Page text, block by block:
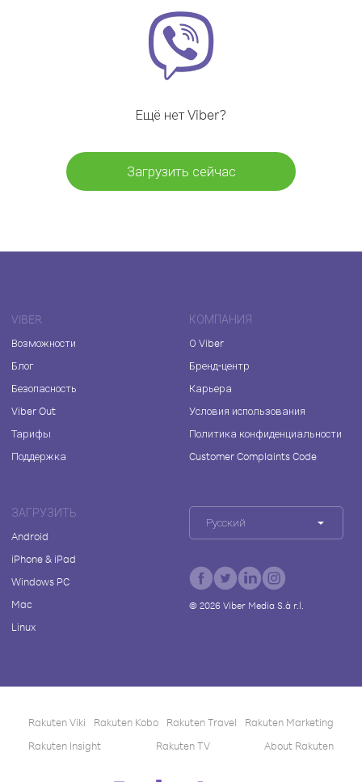
Ещё нет Viber?
Загрузить сейчас
VIBER
Возможности
Блог
Безопасность
Viber Out
Тарифы
Поддержка
КОМПАНИЯ
О Viber
Бренд-центр
Карьера
Условия использования
Политика конфиденциальности
Customer Complaints Code
ЗАГРУЗИТЬ
Android
iPhone & iPad
Windows PC
Mac
Linux
Русский
© 2026Viber Media S.à r.l.
Rakuten Viki Rakuten Kobo Rakuten Travel
Rakuten Marketing
Rakuten Insight
Rakuten TV About Rakuten